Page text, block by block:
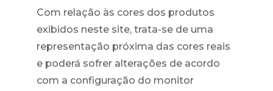
Com relação às cores dos produtos
exibidos neste site, trata-se de uma
representação próxima das cores reais
e poderá sofrer alterações de acordo
com a configuração do monitor